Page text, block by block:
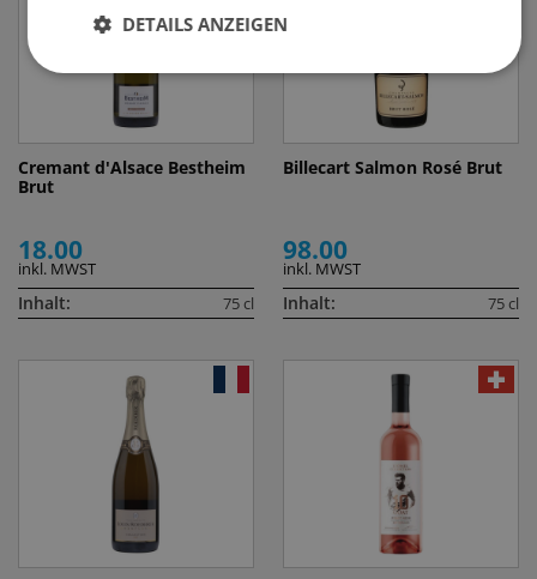
Cremant d'Alsace Bestheim
Brut
18.00
inkl. MWST
Inhalt: 75 cl
Billecart Salmon Rosé Brut
98.00
inkl. MWST
Inhalt: 75 cl
DETAILS ANZEIGEN